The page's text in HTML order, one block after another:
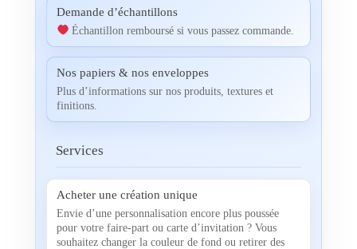
Demande d’échantillons
Échantillon remboursé si vous passez commande.
Nos papiers & nos enveloppes
Plus d’informations sur nos produits, textures et
finitions.
Services
Acheter une création unique
Envie d’une personnalisation encore plus poussée
pour votre faire-part ou carte d’invitation ? Vous
souhaitez changer la couleur de fond ou retirer des